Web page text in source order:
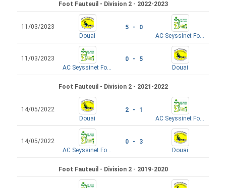
Foot Fauteuil - Division 2 - 2022-2023
11/03/2023
Douai
5 - 0
AC Seyssinet Foot Fauteuil
11/03/2023
AC Seyssinet Foot Fauteuil
0 - 5
Douai
Foot Fauteuil - Division 2 - 2021-2022
14/05/2022
Douai
2 - 1
AC Seyssinet Foot Fauteuil
14/05/2022
AC Seyssinet Foot Fauteuil
0 - 3
Douai
Foot Fauteuil - Division 2 - 2019-2020